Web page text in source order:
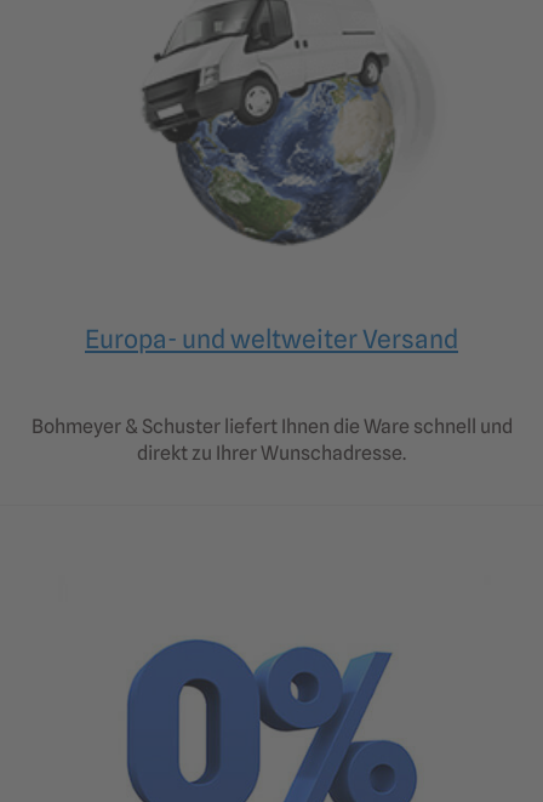
Europa- und weltweiter Versand
Bohmeyer & Schuster liefert Ihnen die Ware schnell und
direkt zu Ihrer Wunschadresse.